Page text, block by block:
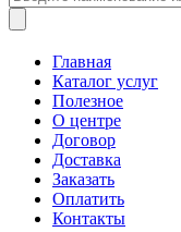
Главная
Каталог услуг
Полезное
О центре
Договор
Доставка
Заказать
Оплатить
Контакты